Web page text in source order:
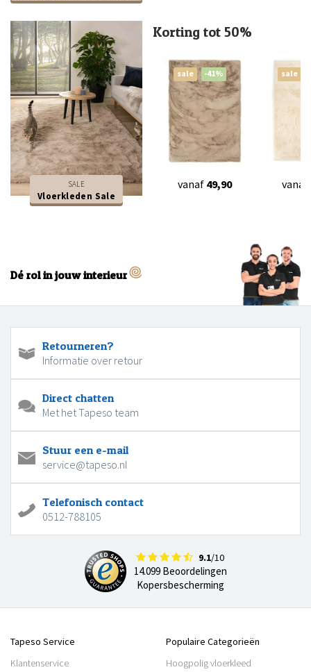
SALE
Vloerkleden Sale
Korting tot 50%
sale -41%
vanaf 49,90
sale
vanaf
Dé rol in jouw interieur
Retourneren?
Informatie over retour
Direct chatten
Met het Tapeso team
Stuur een e-mail
service@tapeso.nl
Telefonisch contact
0512-788105
9.1/10
14.099 Beoordelingen
Kopersbescherming
Tapeso Service
Klantenservice
Populaire Categorieën
Hoogpolig vloerkleed